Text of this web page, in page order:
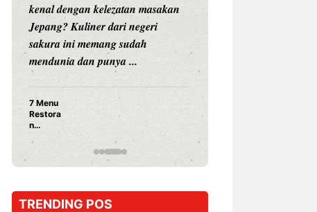
kelezatan masakan
dari negeri
sudah
punya ...
nama besar di dunia hiburan,
Nunung Srimulat dan Vicky
Prasetyo Buka Restoran
TRENDING POS